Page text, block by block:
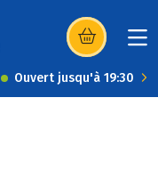
(s’ouvre dans
Ouvert jusqu'à 19:30